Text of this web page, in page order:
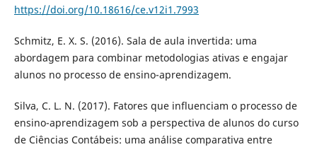
https://doi.org/10.18616/ce.v12i1.7993
Schmitz, E. X. S. (2016). Sala de aula invertida: uma
abordagem para combinar metodologias ativas e engajar
alunos no processo de ensino-aprendizagem.
Silva, C. L. N. (2017). Fatores que influenciam o processo de
ensino-aprendizagem sob a perspectiva de alunos do curso
de Ciências Contábeis: uma análise comparativa entre